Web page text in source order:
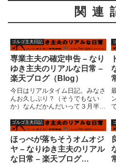
関連
ゴルゴ主夫日記
専業主夫の確定申告 – なり
ゆき主夫のリアルな日常 –
楽天ブログ（Blog）
今日はリアルタイム日記。みなさ
んお久しぶり？（そうでもない
か）なんだかんだいって３月半
いや?税金対策が大変で(^^ゞ（大
嘘）なんてことを一度言ってみた
いような気がする・・・書類があ
っさり書き終わり、かなり寂し
い...
ゴルゴ主夫日記
ほっぺが落ちそうオムオジ
ヤ – なりゆき主夫のリアル
な日常 – 楽天ブログ